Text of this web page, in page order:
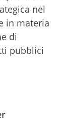
nel
in materia
di
pubblici